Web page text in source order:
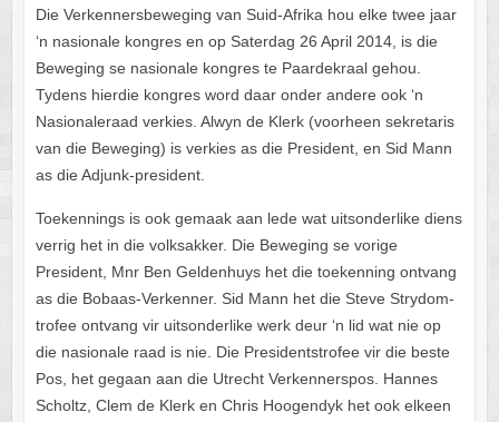
Die Verkennersbeweging van Suid-Afrika hou elke twee jaar
‘n nasionale kongres en op Saterdag 26 April 2014, is die
Beweging se nasionale kongres te Paardekraal gehou.
Tydens hierdie kongres word daar onder andere ook ‘n
Nasionaleraad verkies. Alwyn de Klerk (voorheen sekretaris
van die Beweging) is verkies as die President, en Sid Mann
as die Adjunk-president.
Toekennings is ook gemaak aan lede wat uitsonderlike diens
verrig het in die volksakker. Die Beweging se vorige
President, Mnr Ben Geldenhuys het die toekenning ontvang
as die Bobaas-Verkenner. Sid Mann het die Steve Strydom-
trofee ontvang vir uitsonderlike werk deur ‘n lid wat nie op
die nasionale raad is nie. Die Presidentstrofee vir die beste
Pos, het gegaan aan die Utrecht Verkennerspos. Hannes
Scholtz, Clem de Klerk en Chris Hoogendyk het ook elkeen